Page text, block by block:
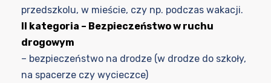
przedszkolu, w mieście, czy np. podczas wakacji.
II kategoria – Bezpieczeństwo w ruchu
drogowym
– bezpieczeństwo na drodze (w drodze do szkoły,
na spacerze czy wycieczce)